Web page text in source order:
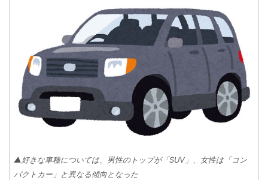
▲好きな車種については、男性のトップが「SUV」、女性は「コン
パクトカー」と異なる傾向となった